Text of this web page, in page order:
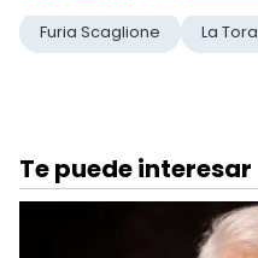
Furia Scaglione La Tora